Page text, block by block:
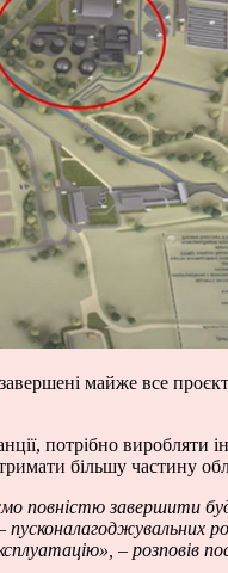
майже все
потрібно
більшу частину
повністю завершити
– розповів